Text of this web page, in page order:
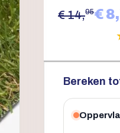
€ 14,95€ 8,
Bereken